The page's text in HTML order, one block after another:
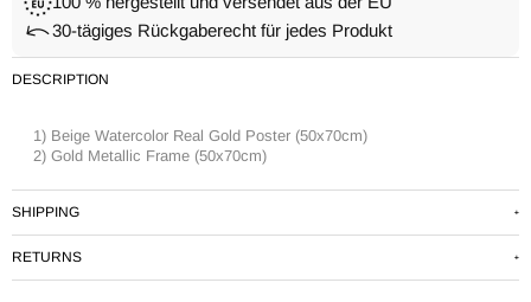
30-tägiges Rückgaberecht für jedes Produkt
DESCRIPTION
1) Beige Watercolor Real Gold Poster (50x70cm)
2) Gold Metallic Frame (50x70cm)
SHIPPING
Order preparation time: 1-2 business days.
We provide free shipping for all orders over 69€.
RETURNS